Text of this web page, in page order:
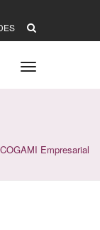
Toggle
COGAMI Empresarial